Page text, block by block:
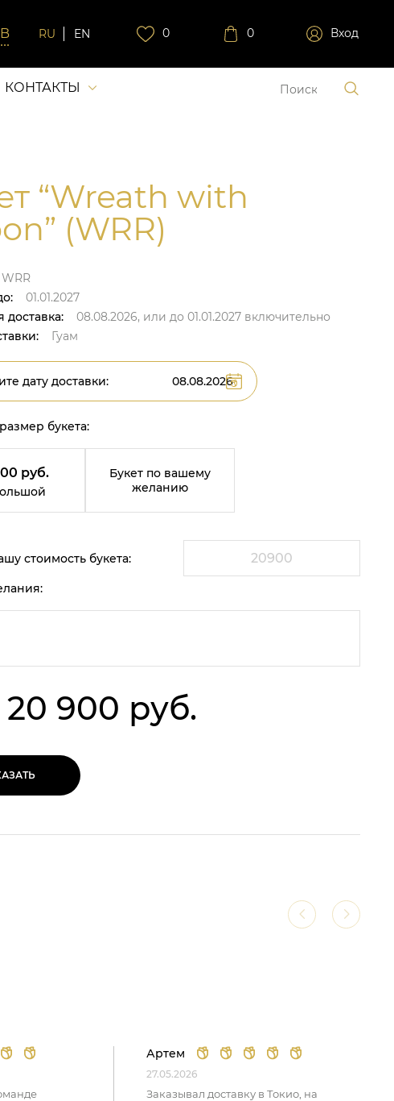
RU EN 0 0 Вход
КОНТАКТЫ
“Wreath with
(WRR)
WRR
01.01.2027
08.08.2026, или до 01.01.2027 включительно
Гуам
дату доставки:
букета:
руб.
Букет по вашему
желанию
стоимость букета:
20 900 руб.
Артем
27.05.2026
Заказывал доставку в Токио, на